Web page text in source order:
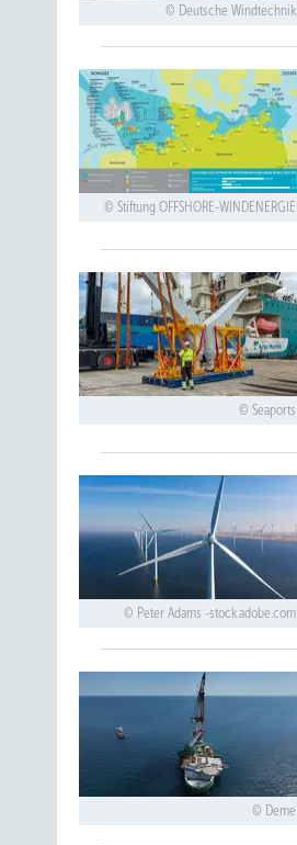
Deutsche Windtechnik
Stiftung OFFSHORE-WINDENERGIE
Seaports
Peter Adams -stock.adobe.com
Deme